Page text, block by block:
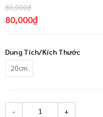
80,000₫
80,000₫
Dung Tích/Kích Thước
20cm
- +